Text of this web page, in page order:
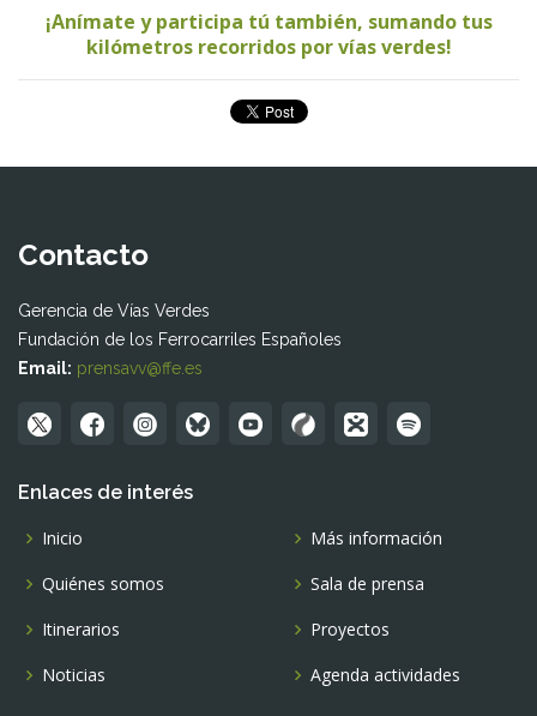
¡Anímate y participa tú también, sumando tus
kilómetros recorridos por vías verdes!
Contacto
Gerencia de Vías Verdes
Fundación de los Ferrocarriles Españoles
Email: prensavv@ffe.es
Enlaces de interés
Inicio
Quiénes somos
Itinerarios
Noticias
Más información
Sala de prensa
Proyectos
Agenda actividades